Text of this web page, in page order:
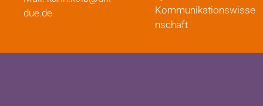
due.de
Kommunikationswisse
nschaft